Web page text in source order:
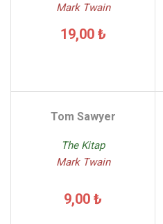
Mark Twain
19,00 ₺
Tom Sawyer
The Kitap
Mark Twain
9,00 ₺